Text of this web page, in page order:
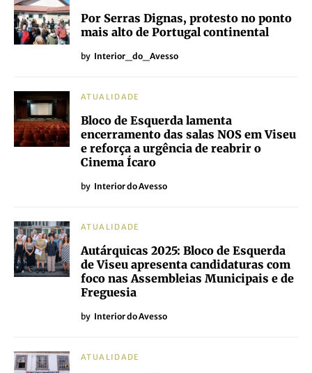
Por Serras Dignas, protesto no ponto
mais alto de Portugal continental
by Interior_do_Avesso
ATUALIDADE
Bloco de Esquerda lamenta
encerramento das salas NOS em Viseu
e reforça a urgência de reabrir o
Cinema Ícaro
by Interior do Avesso
ATUALIDADE
Autárquicas 2025: Bloco de Esquerda
de Viseu apresenta candidaturas com
foco nas Assembleias Municipais e de
Freguesia
by Interior do Avesso
ATUALIDADE